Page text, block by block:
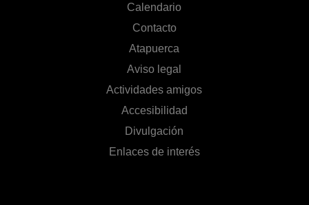
Calendario
Contacto
Atapuerca
Aviso legal
Actividades amigos
Accesibilidad
Divulgación
Enlaces de interés